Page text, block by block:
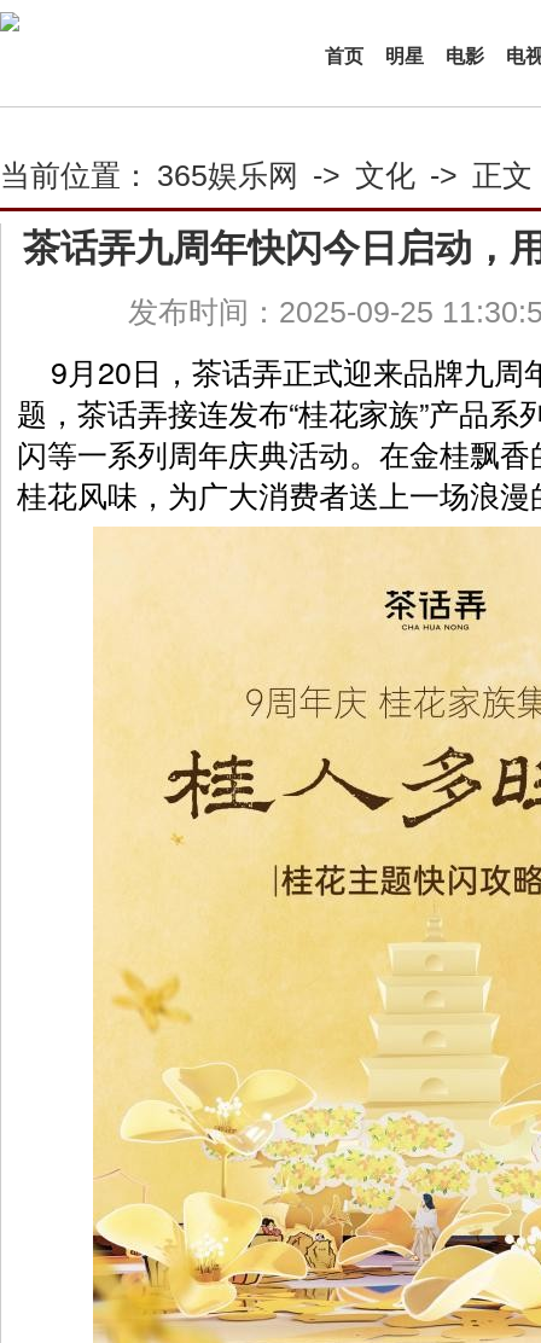
首页 明星 电影 电
当前位置： 365娱乐网 -> 文化 -> 正文
茶话弄九周年快闪今日启动，
发布时间：2025-09-25
9月20日，茶话弄正式迎来品牌九周
题，茶话弄接连发布“桂花家族”产品系
闪等一系列周年庆典活动。在金桂飘
桂花风味，为广大消费者送上一场浪漫